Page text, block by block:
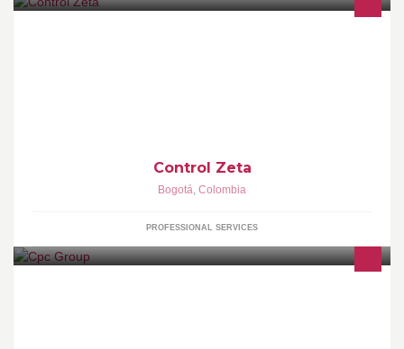
Control Zeta
Bogotá, Colombia
PROFESSIONAL SERVICES